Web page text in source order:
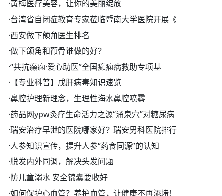
·黄梅医疗美容，让你的美丽绽放
·台湾省自闭症教育专家莅临暨南大学医院开展《
·西安做下颌角医生排名
·做下颌角和颧骨谁做的好？
·“共抗癫痫·爱心助医”全国癫痫病救助专项基
· 【专业科普】戊肝病毒知识速览
·鼻腔护理新理念，生理性海水鼻腔喷雾
·药品网ypw灸疗生命活力之源“涌泉穴”对糖尿病
·瑞安治疗早泄的医院哪家好？瑞安男科医院排行
·人参知识宣传，提升人参“药食同源”的认知
·脱发内外同调，解决头发问题
·防儿童溺水 安全锦囊要收好
·如何保护心血管？养护血管，让健康不再添堵！